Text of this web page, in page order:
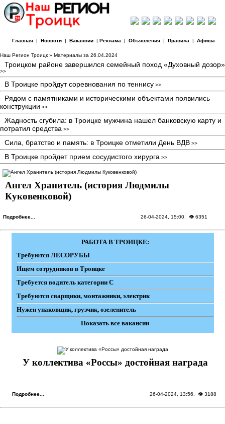
Главная| Новости| Вакансии| Реклама | Объявления| Правила | Афиша
Наш Регион Троицк » Материалы за 26.04.2024
Троицком районе завершился семейный поход «Духовный дозор»
>>
В Троицке пройдут соревнования по теннису >>
Рядом с памятниками и историческими объектами появились
конструкции >>
Жадность сгубила: в Троицке мужчина нашел банковскую карту и
потратил средства >>
Сила, братство и память: в Троицке отметили День ВДВ >>
В Троицке пройдет прием сосудистого хирурга >>
Ангел Хранитель (история Людмилы
Куковенковой)
Подробнее... 26-04-2024, 15:00 . 👁 6351
РАБОТА В ТРОИЦКЕ:
Требуются ЛЕСОРУБЫ
Ищем сотрудников в Троицке
Требуется водитель категории С
Требуются сварщики, монтажники, электрик
Нужен упаковщик, грузчик, озеленитель
Показать все вакансии
У коллектива «Росcы» достойная награда
Подробнее... 26-04-2024, 13:56 . 👁 3188